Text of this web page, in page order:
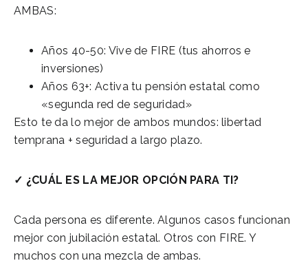
AMBAS:
Años 40-50: Vive de FIRE (tus ahorros e
inversiones)
Años 63+: Activa tu pensión estatal como
«segunda red de seguridad»
Esto te da lo mejor de ambos mundos: libertad
temprana + seguridad a largo plazo.
✓ ¿CUÁL ES LA MEJOR OPCIÓN PARA TI?
Cada persona es diferente. Algunos casos funcionan
mejor con jubilación estatal. Otros con FIRE. Y
muchos con una mezcla de ambas.